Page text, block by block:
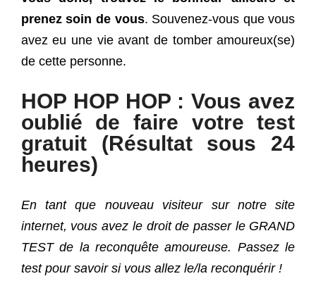
prenez soin de vous. Souvenez-vous que vous
avez eu une vie avant de tomber amoureux(se)
de cette personne.
HOP HOP HOP : Vous avez
oublié de faire votre test
gratuit (Résultat sous 24
heures)
En tant que nouveau visiteur sur notre site
internet, vous avez le droit de passer le GRAND
TEST de la reconquête amoureuse. Passez le
test pour savoir si vous allez le/la reconquérir !